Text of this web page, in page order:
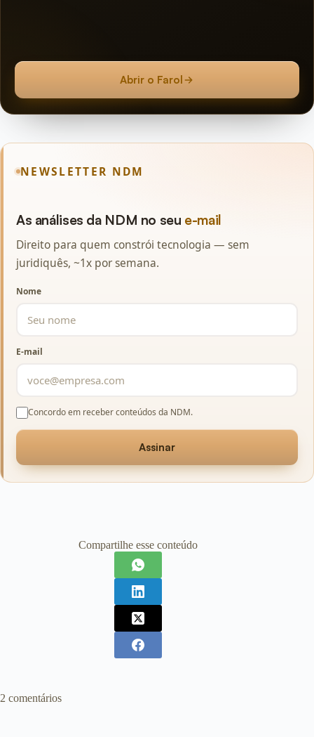
Abrir o Farol
NEWSLETTER NDM
As análises da NDM no seu e-mail
Direito para quem constrói tecnologia — sem
juridiquês, ~1x por semana.
Nome
E-mail
Concordo em receber conteúdos da NDM.
Assinar
Compartilhe esse conteúdo
2 comentários